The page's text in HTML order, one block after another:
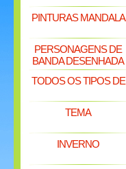
PINTURAS MANDALA
PERSONAGENS DE
BANDA DESENHADA
TODOS OS TIPOS DE
TEMA
INVERNO